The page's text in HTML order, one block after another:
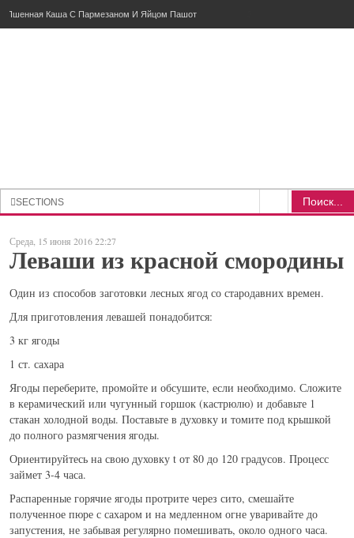
Пшенная Каша С Пармезаном И Яйцом Пашот
SECTIONS
РЫБНОЕ
ТЕСТО
НАПИТКИ
ДЕСЕРТЫ
РАЗНОЕ
Поиск...
Среда, 15 июня 2016 22:27
Леваши из красной смородины
Один из способов заготовки лесных ягод со стародавних времен.
Для приготовления левашей понадобится:
3 кг ягоды
1 ст. сахара
Ягоды переберите, промойте и обсушите, если необходимо. Сложите
в керамический или чугунный горшок (кастрюлю) и добавьте 1
стакан холодной воды. Поставьте в духовку и томите под крышкой
до полного размягчения ягоды.
Ориентируйтесь на свою духовку t от 80 до 120 градусов. Процесс
займет 3-4 часа.
Распаренные горячие ягоды протрите через сито, смешайте
полученное пюре с сахаром и на медленном огне уваривайте до
запустения, не забывая регулярно помешивать, около одного часа.